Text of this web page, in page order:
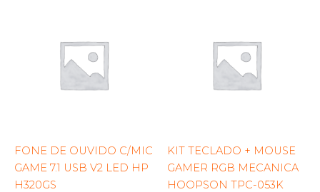
FONE DE OUVIDO C/MIC
GAME 7.1 USB V2 LED HP
H320GS
KIT TECLADO + MOUSE
GAMER RGB MECANICA
HOOPSON TPC-053K